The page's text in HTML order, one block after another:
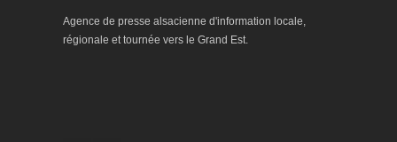
Agence de presse alsacienne d'information locale,
régionale et tournée vers le Grand Est.